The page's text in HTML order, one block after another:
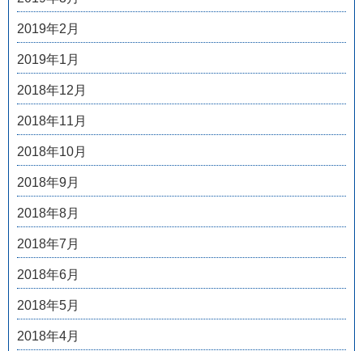
2019年2月
2019年1月
2018年12月
2018年11月
2018年10月
2018年9月
2018年8月
2018年7月
2018年6月
2018年5月
2018年4月